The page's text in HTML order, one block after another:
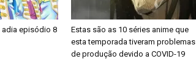
adia episódio 8
Estas são as 10 séries anime que
esta temporada tiveram problemas
de produção devido a COVID-19